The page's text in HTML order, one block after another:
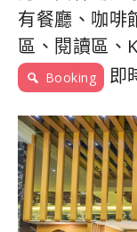
有餐廳、咖啡
區、閱讀區、
Booking 即